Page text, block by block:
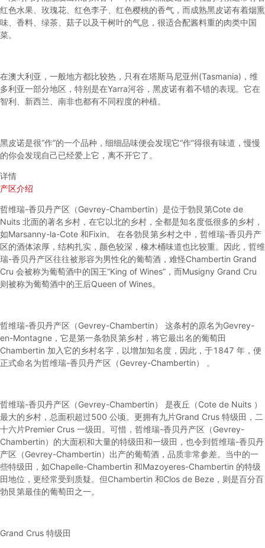
红色水果、玫瑰花、红色李子、红色樱桃的香气，而成熟黑皮诺有着烟熏
味、香料、绿茶、菇子以及干树叶的气息，很适合配酱料重的肉类中国
菜。
在澳大利亚，一般地方都比较热，只有在塔斯马尼亚州(Tasmania)，维
多利亚一部分地区，特别是在Yarra河谷， 黑皮诺有着不错的表现。它在
智利、新西兰、南非也都有不同程度的种植。
黑皮诺是很“作”的一个品种，细细品味便会发现它“作”得很有味道，慢慢
的你会发现自己已经爱上它，离不开它了。
详情
产区介绍
哲维瑞-香贝丹产区（Gevrey-Chambertin）是位于勃艮第Cote de
Nuits 北面的著名乡村，在它以北的乡村，全都是知名度低很多的乡村，
如Marsanny-la-Cote 和Fixin。 在各勃艮第乡村之中，哲维瑞-香贝丹产
区的酒体浓厚，结构扎实，颜色较深，橡木桶味道也比较重。因此，哲维
瑞-香贝丹产区往往被形容为男性化的葡萄酒，难怪Chambertin Grand
Cru 会被称为葡萄酒中的国王“King of Wines”，而Musigny Grand Cru
则被称为葡萄酒中的王后Queen of Wines。
哲维瑞-香贝丹产区（Gevrey-Chambertin） 这条村的原名为Gevrey-
en-Montagne，它是第一条勃艮第乡村，将它最出名的葡萄田
Chambertin 加入它的乡村名字，以增加知名度，因此，于1847 年，便
正式命名为哲维瑞-香贝丹产区（Gevrey-Chambertin） 。
哲维瑞-香贝丹产区（Gevrey-Chambertin） 是夜丘（Cote de Nuits ）
最大的乡村，总面积超过500 公顷。更拥有九片Grand Crus 特级田，二
十六片Premier Crus 一级田。可惜，哲维瑞-香贝丹产区（Gevrey-
Chambertin）的大面积和大量的特级田和一级田，也令到哲维瑞-香贝丹
产区（Gevrey-Chambertin）出产的葡萄酒，品质非常参差。当中的一
些特级田，如Chapelle-Chambertin 和Mazoyeres-Chambertin 的特级
田地位，更经常受到质疑。但Chambertin 和Clos de Beze，则是百分百
勃艮第最佳的葡萄田之一。
Grand Crus 特级田